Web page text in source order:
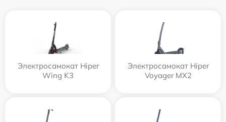
Электросамокат Hiper
Wing K3
Электросамокат Hiper
Voyager MX2